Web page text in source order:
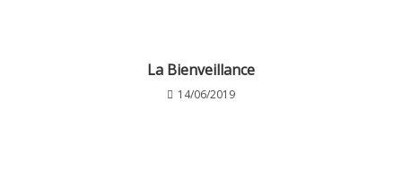
La Bienveillance
14/06/2019